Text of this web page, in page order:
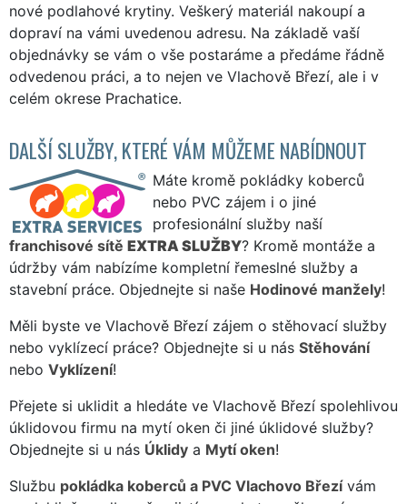
nové podlahové krytiny. Veškerý materiál nakoupí a
dopraví na vámi uvedenou adresu. Na základě vaší
objednávky se vám o vše postaráme a předáme řádně
odvedenou práci, a to nejen ve Vlachově Březí, ale i v
celém okrese Prachatice.
DALŠÍ SLUŽBY, KTERÉ VÁM MŮŽEME NABÍDNOUT
Máte kromě pokládky koberců
nebo PVC zájem i o jiné
profesionální služby naší
franchisové sítě EXTRA SLUŽBY? Kromě montáže a
údržby vám nabízíme kompletní řemeslné služby a
stavební práce. Objednejte si naše Hodinové manžely!
Měli byste ve Vlachově Březí zájem o stěhovací služby
nebo vyklízecí práce? Objednejte si u nás Stěhování
nebo Vyklízení!
Přejete si uklidit a hledáte ve Vlachově Březí spolehlivou
úklidovou firmu na mytí oken či jiné úklidové služby?
Objednejte si u nás Úklidy a Mytí oken!
Službu pokládka koberců a PVC Vlachovo Březívám